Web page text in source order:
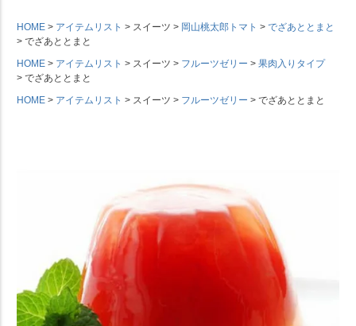
HOME アイテムリスト スイーツ 岡山桃太郎トマト
でざあととまと
でざあととまと
HOME
アイテムリスト スイーツ フルーツゼリー
果肉入りタイプ
でざあととまと
HOME
アイテムリスト スイーツ フルーツゼリー でざあととまと